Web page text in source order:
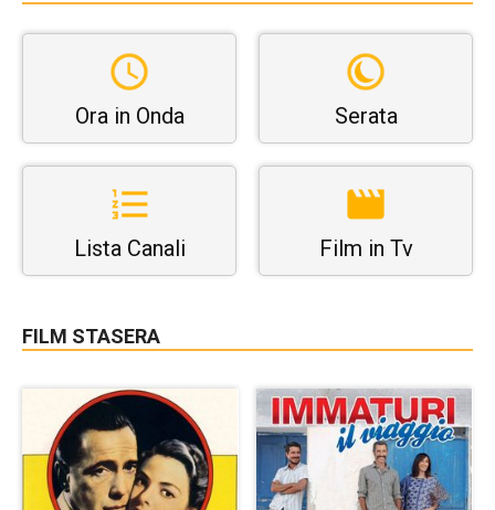
Ora in Onda Serata
Lista Canali Film in Tv
FILM STASERA